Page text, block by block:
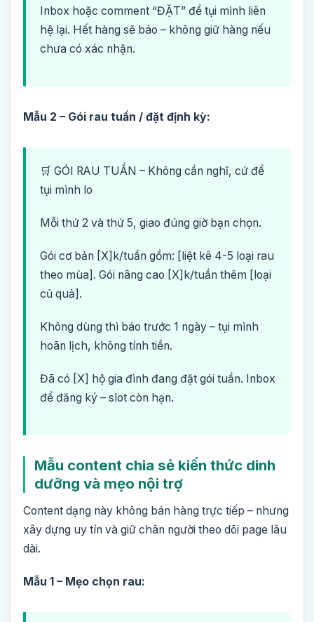
Inbox hoặc comment “ĐẶT” để tụi mình liên
hệ lại. Hết hàng sẽ báo – không giữ hàng nếu
chưa có xác nhận.
Mẫu 2 – Gói rau tuần / đặt định kỳ:
🛒 GÓI RAU TUẦN – Không cần nghĩ, cứ để
tụi mình lo
Mỗi thứ 2 và thứ 5, giao đúng giờ bạn chọn.
Gói cơ bản [X]k/tuần gồm: [liệt kê 4-5 loại rau
theo mùa]. Gói nâng cao [X]k/tuần thêm [loại
củ quả].
Không dùng thì báo trước 1 ngày – tụi mình
hoãn lịch, không tính tiền.
Đã có [X] hộ gia đình đang đặt gói tuần. Inbox
để đăng ký – slot còn hạn.
Mẫu content chia sẻ kiến thức dinh
dưỡng và mẹo nội trợ
Content dạng này không bán hàng trực tiếp – nhưng
xây dựng uy tín và giữ chân người theo dõi page lâu
dài.
Mẫu 1 – Mẹo chọn rau: